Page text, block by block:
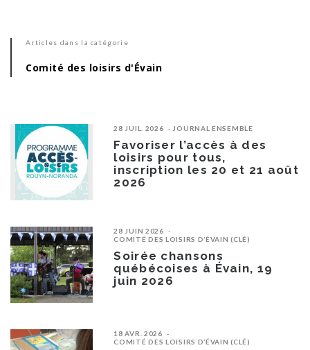
Articles dans la catégorie
Comité des loisirs d'Évain
28 JUIL. 2026 JOURNAL ENSEMBLE
Favoriser l’accès à des
loisirs pour tous,
inscription les 20 et 21 août
2026
28 JUIN 2026
COMITÉ DES LOISIRS D’ÉVAIN (CLÉ)
Soirée chansons
québécoises à Évain, 19
juin 2026
18 AVR. 2026
COMITÉ DES LOISIRS D’ÉVAIN (CLÉ)